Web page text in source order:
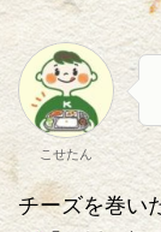
こせたん
チーズを巻い